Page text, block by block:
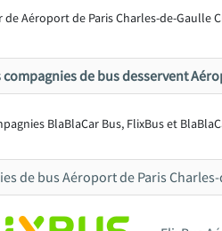
de Aéroport de Paris Charles-de-Gaulle
de bus desservent
BlaBlaCar Bus, FlixBus et
de bus Aéroport de Paris